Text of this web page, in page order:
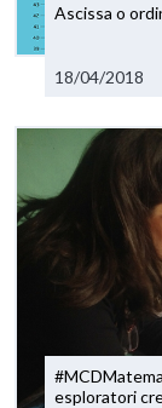
Ascissa o
18/04/2018
esploratori